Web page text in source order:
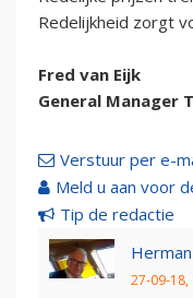
Redelijkheid zorgt
Fred van Eijk
General Manager
Verstuur per e-
Meld u aan voor
Tip de redactie
27-09-18,